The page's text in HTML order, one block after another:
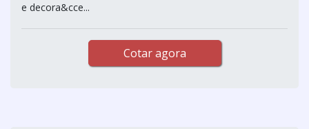
e decora&cce...
Cotar agora